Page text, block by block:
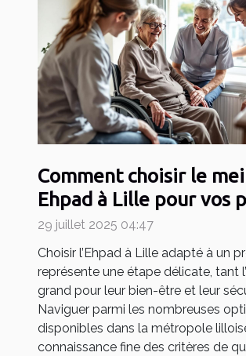
Comment choisir le
Ehpad à Lille pour vos
?
29 juillet 2025 04:47
Choisir l’Ehpad à Lille adapté à un
représente une étape délicate, tant
grand pour leur bien-être et leur
Naviguer parmi les nombreuses
disponibles dans la métropole
connaissance fine des critères de